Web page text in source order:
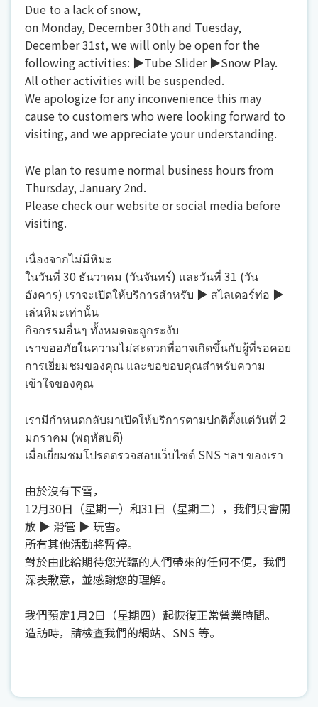
Due to a lack of snow,
on Monday, December 30th and Tuesday,
December 31st, we will only be open for the
following activities: ▶Tube Slider ▶Snow Play.
All other activities will be suspended.
We apologize for any inconvenience this may
cause to customers who were looking forward to
visiting, and we appreciate your understanding.
We plan to resume normal business hours from
Thursday, January 2nd.
Please check our website or social media before
visiting.
เนื่องจากไม่มีหิมะ
ในวันที่ 30 ธันวาคม (วันจันทร์) และวันที่ 31 (วัน
อังคาร) เราจะเปิดให้บริการสำหรับ ▶ สไลเดอร์ท่อ ▶
เล่นหิมะเท่านั้น
กิจกรรมอื่นๆ ทั้งหมดจะถูกระงับ
เราขออภัยในความไม่สะดวกที่อาจเกิดขึ้นกับผู้ที่รอคอย
การเยี่ยมชมของคุณ และขอขอบคุณสำหรับความ
เข้าใจของคุณ
เรามีกำหนดกลับมาเปิดให้บริการตามปกติตั้งแต่วันที่ 2
มกราคม (พฤหัสบดี)
เมื่อเยี่ยมชมโปรดตรวจสอบเว็บไซต์ SNS ฯลฯ ของเรา
由於沒有下雪，
12月30日（星期一）和31日（星期二），我們只會開
放 ▶ 滑管 ▶ 玩雪。
所有其他活動將暫停。
對於由此給期待您光臨的人們帶來的任何不便，我們
深表歉意，並感謝您的理解。
我們預定1月2日（星期四）起恢復正常營業時間。
造訪時，請檢查我們的網站、SNS 等。